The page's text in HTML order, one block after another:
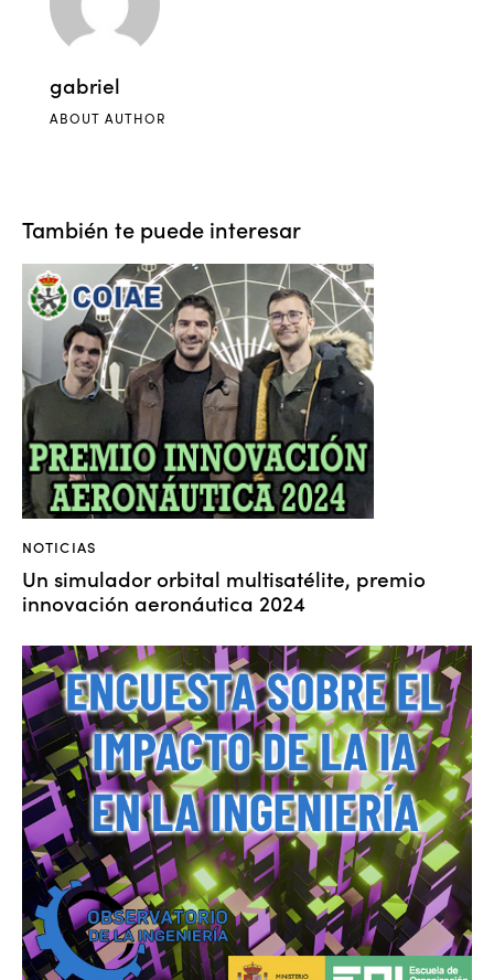
gabriel
ABOUT AUTHOR
También te puede interesar
NOTICIAS
Un simulador orbital multisatélite, premio
innovación aeronáutica 2024